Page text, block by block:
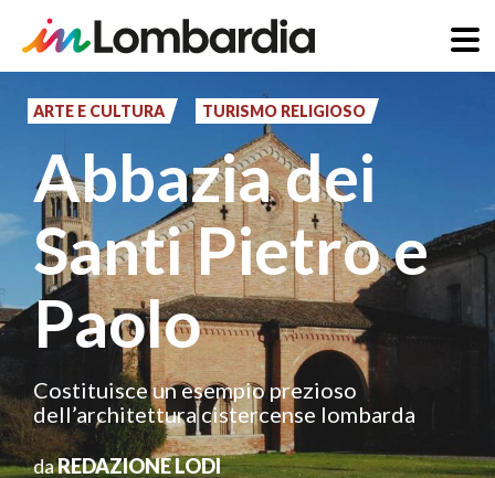
principale
ARTE E CULTURA TURISMO RELIGIOSO
Abbazia dei
Santi Pietro e
Paolo
Costituisce un esempio prezioso
dell’architettura cistercense lombarda
daREDAZIONE LODI